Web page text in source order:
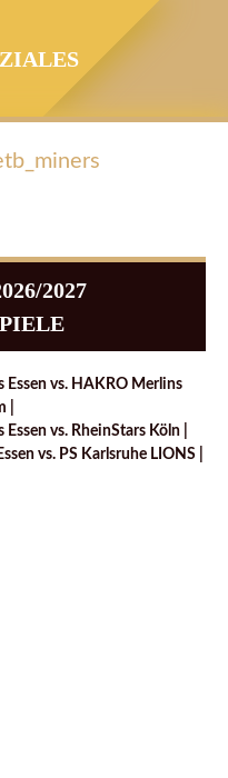
2027
Essen vs. HAKRO Merlins
|
vs. RheinStars Köln |
vs. PS Karlsruhe LIONS |